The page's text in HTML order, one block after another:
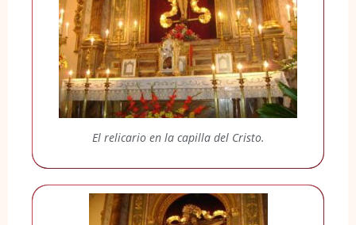
El relicario en la capilla del Cristo.